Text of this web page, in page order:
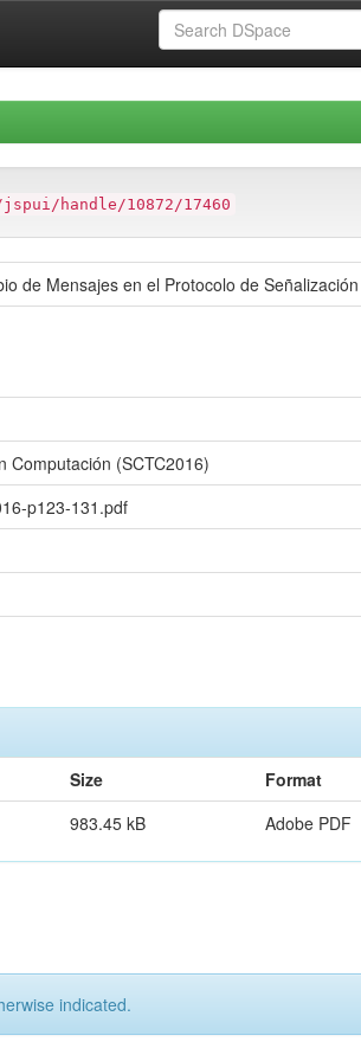
handle/10872/17460
de Mensajes en el Protocolo de
Computación (SCTC2016)
p123-131.pdf
Size
Format
983.45 kB Adobe PDF
indicated.